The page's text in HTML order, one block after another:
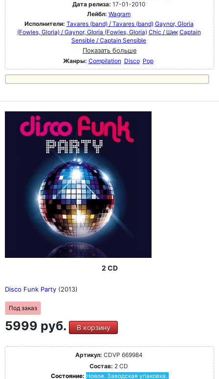
Дата релиза: 17-01-2010
Лейбл: Wagram
Исполнители: Tavares (band) / Tavares (band) Gaynor, GIoria
(Fowles, Gloria) / Gaynor, GIoria (Fowles, Gloria) Chic / Шик Captain
Sensible / Captain Sensible
Показать больше
Жанры: Compilation Disco Pop
2 CD
Disco Funk Party (2013)
Под заказ
5999 руб. В корзину
Артикул: CDVP 669984
Состав: 2 CD
Состояние: Новое. Заводская упаковка.